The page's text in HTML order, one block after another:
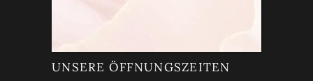
UNSERE ÖFFNUNGSZEITEN